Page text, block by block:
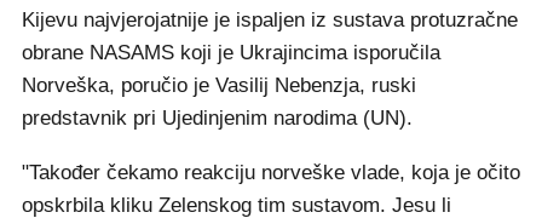
Kijevu najvjerojatnije je ispaljen iz sustava protuzračne
obrane NASAMS koji je Ukrajincima isporučila
Norveška, poručio je Vasilij Nebenzja, ruski
predstavnik pri Ujedinjenim narodima (UN).
"Također čekamo reakciju norveške vlade, koja je očito
opskrbila kliku Zelenskog tim sustavom. Jesu li